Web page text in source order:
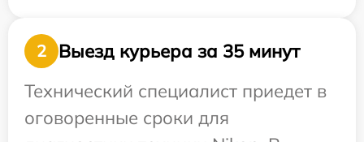
2
Выезд курьера за 35 минут
Технический специалист приедет в
оговоренные сроки для